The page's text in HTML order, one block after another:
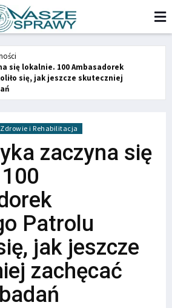
się lokalnie. 100 Ambasadorek
się, jak jeszcze skuteczniej
i Rehabilitacja
zaczyna się
Patrolu
jak jeszcze
zachęcać